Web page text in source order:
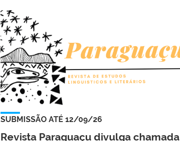
SUBMISSÃO ATÉ 12/09/26
Revista Paraguaçu divulga chamada